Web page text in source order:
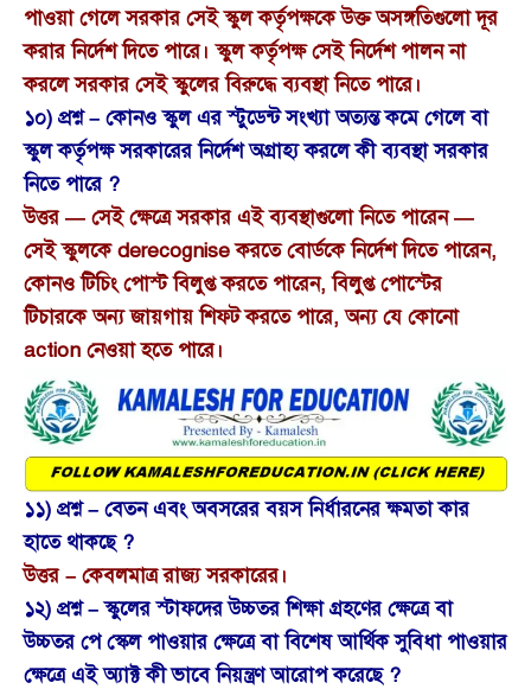
পাওয়া গেলে সরকার সেই স্কুল কর্তৃপক্ষকে উক্ত অসঙ্গতিগুলো দূর
করার নির্দেশ দিতে পারে। স্কুল কর্তৃপক্ষ সেই নির্দেশ পালন না
করলে সরকার সেই স্কুলের বিরুদ্ধে ব্যবস্থা নিতে পারে।
১০) প্রশ্ন – কোনও স্কুল এর স্টুডেন্ট সংখ্যা অত্যন্ত কমে গেলে বা
স্কুল কর্তৃপক্ষ সরকারের নির্দেশ অগ্রাহ্য করলে কী ব্যবস্থা সরকার
নিতে পারে ?
উত্তর — সেই ক্ষেত্রে সরকার এই ব্যবস্থাগুলো নিতে পারেন —
সেই স্কুলকে derecognise করতে বোর্ডকে নির্দেশ দিতে পারেন,
কোনও টিচিং পোস্ট বিলুপ্ত করতে পারেন, বিলুপ্ত পোস্টের
টিচারকে অন্য জায়গায় শিফট করতে পারে, অন্য যে কোনো
action নেওয়া হতে পারে।
১১) প্রশ্ন – বেতন এবং অবসরের বয়স নির্ধারনের ক্ষমতা কার
হাতে থাকছে ?
উত্তর – কেবলমাত্র রাজ্য সরকারের।
১২) প্রশ্ন – স্কুলের স্টাফদের উচ্চতর শিক্ষা গ্রহণের ক্ষেত্রে বা
উচ্চতর পে স্কেল পাওয়ার ক্ষেত্রে বা বিশেষ আর্থিক সুবিধা পাওয়ার
ক্ষেত্রে এই অ্যাক্ট কী ভাবে নিয়ন্ত্রণ আরোপ করেছে ?